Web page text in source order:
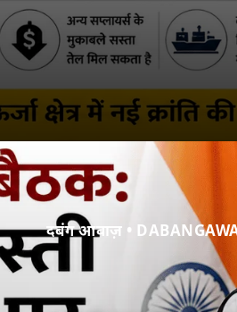
दबंग आवाज़ •